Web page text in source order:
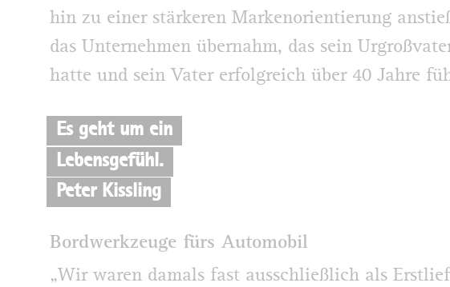
hin zu einer stärkeren Markenorientierung
das Unternehmen übernahm, das sein
hatte und sein Vater erfolgreich über 40 Jahre
Es geht um ein
Lebensgefühl.
Peter Kissling
Bordwerkzeuge fürs Automobil
„Wir waren damals fast ausschließlich als